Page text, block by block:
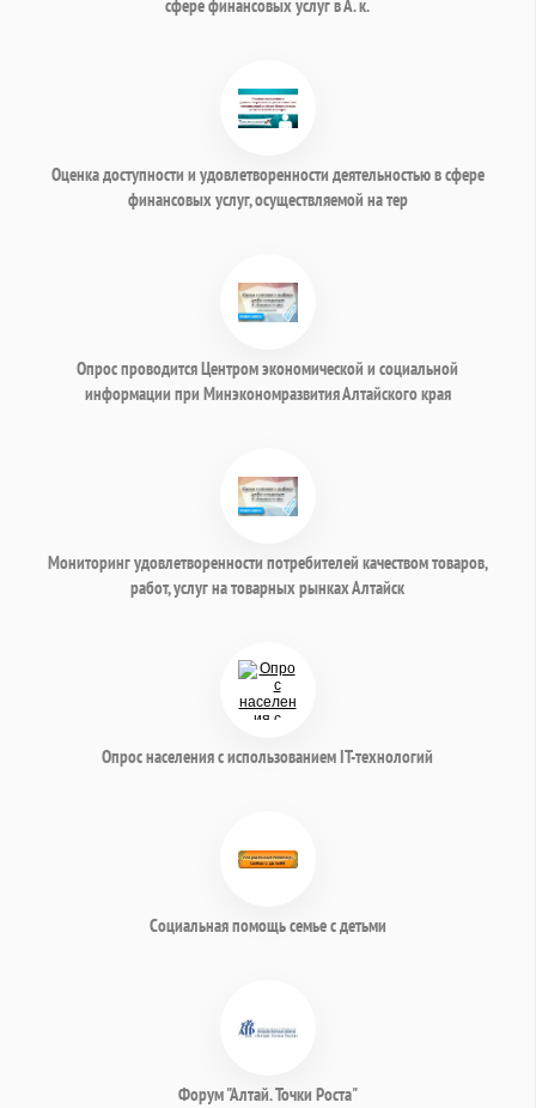
сфере финансовых услуг в А. к.
Оценка доступности и удовлетворенности деятельностью в сфере
финансовых услуг, осуществляемой на тер
Опрос проводится Центром экономической и социальной
информации при Минэкономразвития Алтайского края
Мониторинг удовлетворенности потребителей качеством товаров,
работ, услуг на товарных рынках Алтайск
Опрос населения с использованием IT-технологий
Социальная помощь семье с детьми
Форум "Алтай. Точки Роста"